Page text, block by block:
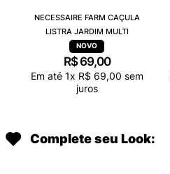
NECESSAIRE FARM CAÇULA
LISTRA JARDIM MULTI
R$ 69,00
Em até 1x R$ 69,00 sem
juros
Complete seu Look: